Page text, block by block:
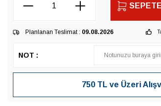
Planlanan Teslimat : 09.08.2026
NOT :
750 TL ve Üzeri